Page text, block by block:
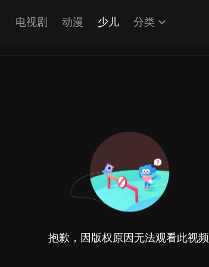
电视剧 动漫 少儿 分类
抱歉，因版权原因无法观看此视频